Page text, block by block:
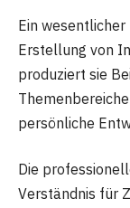
Ein
Erstellung von
produziert sie
persönliche
Die
Verständnis für